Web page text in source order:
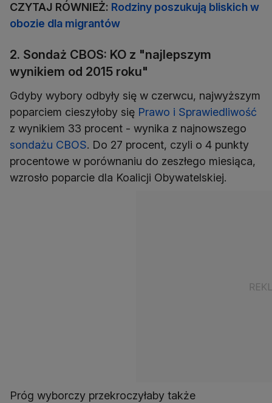
CZYTAJ RÓWNIEŻ: Rodziny poszukują bliskich w
obozie dla migrantów
2. Sondaż CBOS: KO z "najlepszym
wynikiem od 2015 roku"
Gdyby wybory odbyły się w czerwcu, najwyższym
poparciem cieszyłoby się Prawo i Sprawiedliwość
z wynikiem 33 procent - wynika z najnowszego
sondażu CBOS. Do 27 procent, czyli o 4 punkty
procentowe w porównaniu do zeszłego miesiąca,
wzrosło poparcie dla Koalicji Obywatelskiej.
Próg wyborczy przekroczyłaby także